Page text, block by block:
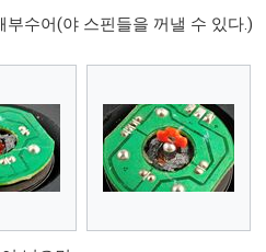
부수어(야 스핀들을 꺼낼 수 있다.)